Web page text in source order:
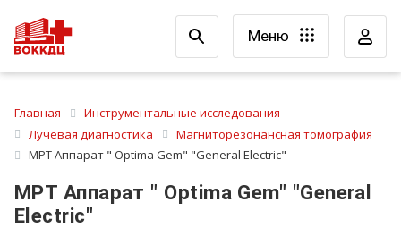
Меню
Главная
Инструментальные исследования
Лучевая диагностика
Магниторезонансная томография
МРТ Аппарат " Optima Gem" "General Electric"
МРТ Аппарат " Optima Gem" "General
Electric"